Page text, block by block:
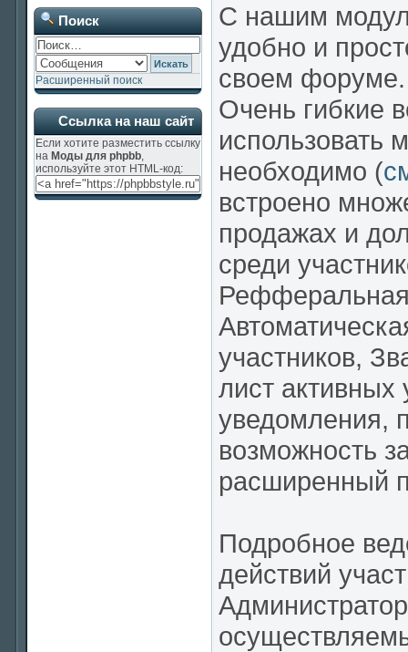
Поиск
Расширенный поиск
Ссылка на наш сайт
Если хотите разместить ссылку
на Моды для phpbb,
используйте этот HTML-код:
С нашим
удобно и
своем форуме.
Очень гибкие
использовать
необходимо (
встроено
продажах и
среди
участников,
лист активных
уведомления,
возможность
расширенный
Подробное
действий